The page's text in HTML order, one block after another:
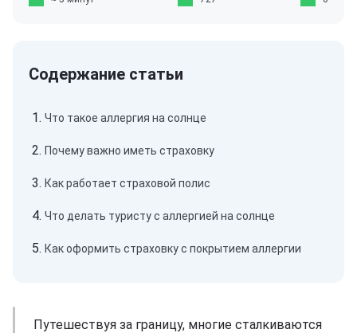
Что такое аллергия на солнце
Почему важно иметь страховку
Как работает страховой полис
Что делать туристу с аллергией на солнце
Как оформить страховку с покрытием аллергии
Путешествуя за границу, многие сталкиваются